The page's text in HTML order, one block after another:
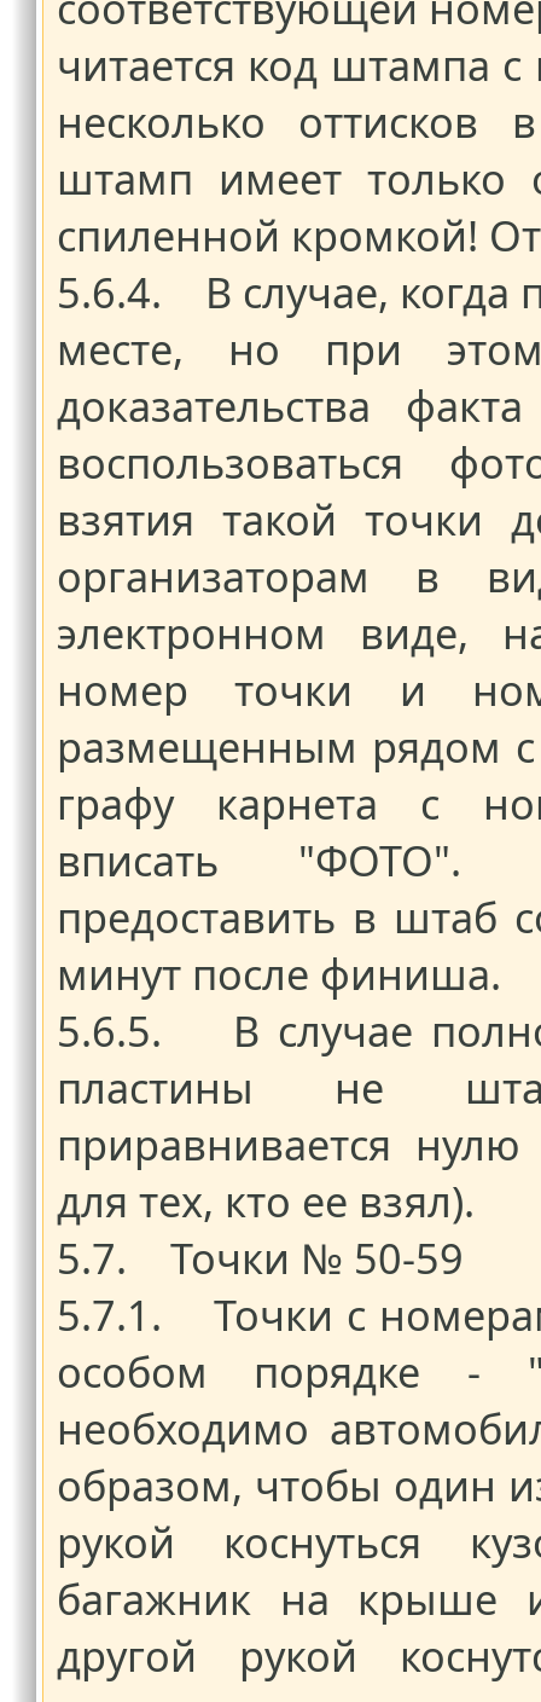
читается код штампа
несколько
штамп имеет только
спиленной кромкой!
5.6.4. В случае, когда
месте, но при
доказательства
воспользоваться
взятия такой точки
организаторам в
электронном виде,
номер точки и
размещенным рядом
графу карнета с
вписать "ФОТО".
предоставить в штаб
минут после финиша.
5.6.5. В случае
пластины не
приравнивается
для тех, кто ее взял).
5.7. Точки № 50-59
5.7.1. Точки с
особом порядке -
необходимо
образом, чтобы один
рукой коснуться
багажник на крыше
другой рукой